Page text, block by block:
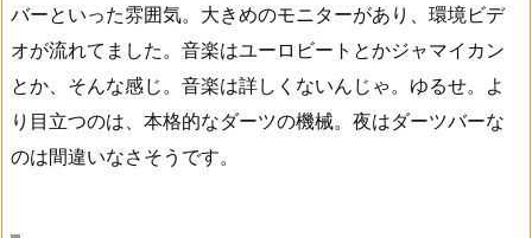
バーといった雰囲気。大きめのモニターがあり、環境ビデ
オが流れてました。音楽はユーロビートとかジャマイカン
とか、そんな感じ。音楽は詳しくないんじゃ。ゆるせ。よ
り目立つのは、本格的なダーツの機械。夜はダーツバーな
のは間違いなさそうです。